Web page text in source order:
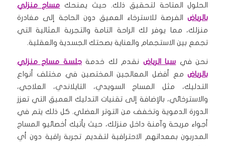
الحلول المتاحة لتحقيق ذلك. حيث يمنحك مساج منزلي
بالرياضالفرصة للاسترخاء العميق دون الحاجة إلى مغادرة
منزلك، مما يوفر لك الراحة التامة والتجربة المثالية التي
تجمع بين الاستجمام والعناية بصحتك الجسدية والعقلية.
نحن في سبا الرياض نقدم لك خدمةجلسة مساج منزلي
بالرياضمع أفضل المعالجين المختصين في مختلف أنواع
التدليك، مثل المساج السويدي، التايلاندي، العلاجي،
والاسترخائي، بالإضافة إلى تقنيات التدليك العميق التي تعزز
الدورة الدموية وتخفف من التوتر العضلي. كل ذلك يتم في
أجواء مريحة وآمنة داخل منزلك، حيث يأتيك أخصائيو المساج
المدربون بمعداتهم الاحترافية لتقديم تجربة راقية دون أي